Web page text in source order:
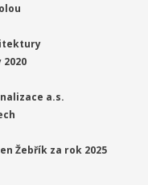
a.s.
Žebřík za rok 2025